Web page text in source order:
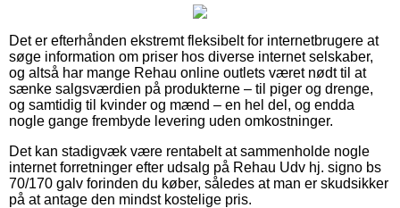
Det er efterhånden ekstremt fleksibelt for internetbrugere at
søge information om priser hos diverse internet selskaber,
og altså har mange Rehau online outlets været nødt til at
sænke salgsværdien på produkterne – til piger og drenge,
og samtidig til kvinder og mænd – en hel del, og endda
nogle gange frembyde levering uden omkostninger.
Det kan stadigvæk være rentabelt at sammenholde nogle
internet forretninger efter udsalg på Rehau Udv hj. signo bs
70/170 galv forinden du køber, således at man er skudsikker
på at antage den mindst kostelige pris.